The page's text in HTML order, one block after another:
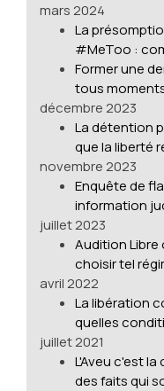
mars 2024
La
#MeToo :
Former une
tous
décembre 2023
La détention
que la liberté
novembre 2023
Enquête de
information
juillet 2023
Audition Libre
choisir tel
avril 2022
La libération
quelles
juillet 2021
L'Aveu c'est
des faits qui